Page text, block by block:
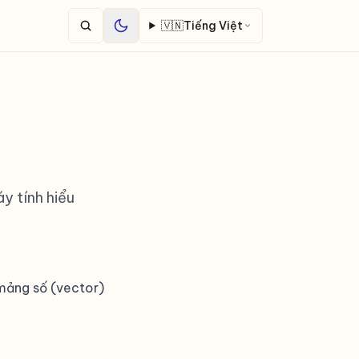
🇻🇳Tiếng Việt
tính hiểu
số (vector)